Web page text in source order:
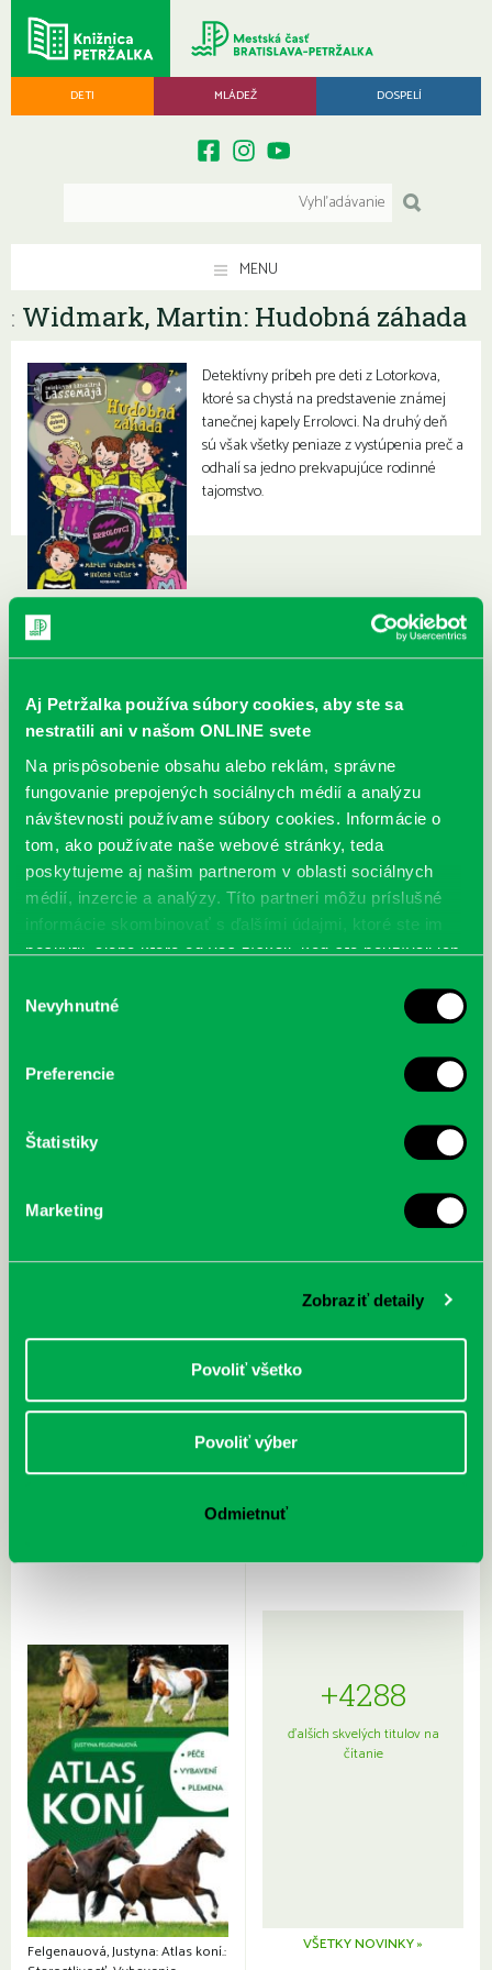
Aj Petržalka používa súbory cookies, aby ste sa
nestratili ani v našom ONLINE svete
Na prispôsobenie obsahu alebo reklám, správne
fungovanie prepojených sociálnych médií a analýzu
návštevnosti používame súbory cookies. Informácie o
tom, ako používate naše webové stránky, teda
poskytujeme aj našim partnerom v oblasti sociálnych
médií, inzercie a analýzy. Títo partneri môžu príslušné
informácie skombinovať s ďalšími údajmi, ktoré ste im
poskytli, alebo ktoré od vás získali, keď ste používali ich
súhlasu
Nevyhnutné
Preferencie
Štatistiky
Marketing
Zobraziť detaily
Povoliť všetko
Povoliť výber
Odmietnuť
DETI MLÁDEŽ DOSPELÍ
MENU
: Widmark, Martin: Hudobná záhada
Detektívny príbeh pre deti z Lotorkova,
ktoré sa chystá na predstavenie známej
tanečnej kapely Errolovci. Na druhý deň
sú však všetky peniaze z vystúpenia preč a
odhalí sa jedno prekvapujúce rodinné
tajomstvo.
McGrath, Andy: Tadej Pogačar:
nezastaviteľný
Rudź, Przemyslaw: Atlas hviezd:
Hardy, Paula: Japonsko na tanieri:
japonskou kuchyňou a etiketou
Felgenauová, Justyna: Atlas koní.:
+4288
ďalších skvelých titulov na
čítanie
VŠETKY NOVINKY »